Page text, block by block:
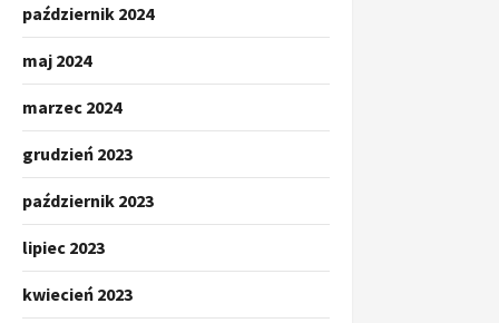
październik 2024
maj 2024
marzec 2024
grudzień 2023
październik 2023
lipiec 2023
kwiecień 2023